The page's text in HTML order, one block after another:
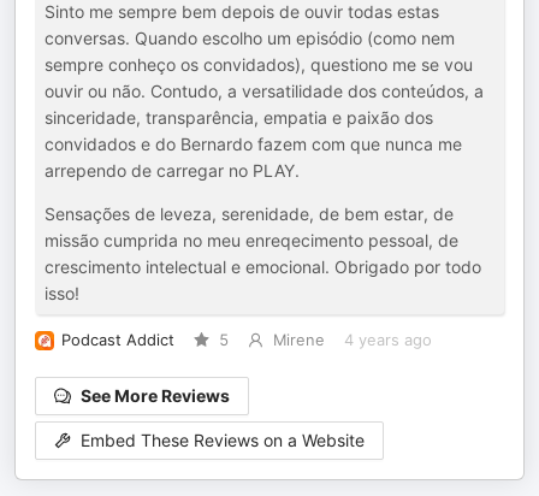
Sinto me sempre bem depois de ouvir todas estas
conversas. Quando escolho um episódio (como nem
sempre conheço os convidados), questiono me se vou
ouvir ou não. Contudo, a versatilidade dos conteúdos, a
sinceridade, transparência, empatia e paixão dos
convidados e do Bernardo fazem com que nunca me
arrependo de carregar no PLAY.
Sensações de leveza, serenidade, de bem estar, de
missão cumprida no meu enreqecimento pessoal, de
crescimento intelectual e emocional. Obrigado por todo
isso!
Podcast Addict 5 Mirene 4 years ago
See More Reviews
Embed These Reviews on a Website